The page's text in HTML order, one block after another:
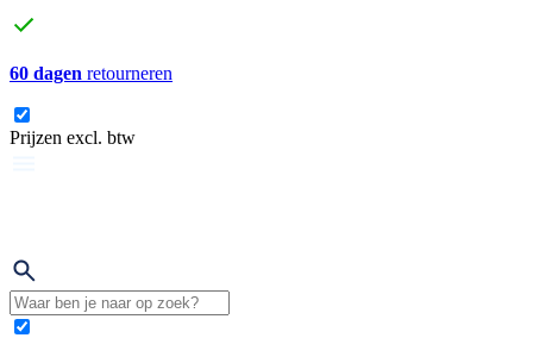
60 dagen retourneren
Prijzen excl. btw